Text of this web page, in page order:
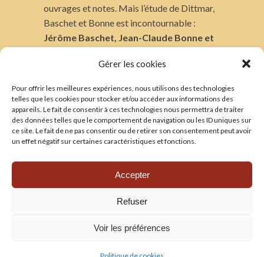
Gérer les cookies
Pour offrir les meilleures expériences, nous utilisons des technologies
telles que les cookies pour stocker et/ou accéder aux informations des
appareils. Le fait de consentir à ces technologies nous permettra de traiter
des données telles que le comportement de navigation ou les ID uniques sur
ce site. Le fait de ne pas consentir ou de retirer son consentement peut avoir
un effet négatif sur certaines caractéristiques et fonctions.
Accepter
Refuser
Voir les préférences
ouvrages et notes. Mais l’étude de Dittmar,
Baschet et Bonne est incontournable :
Jérôme Baschet, Jean-Claude Bonne et
https://doi.org/10.4000/imagesrevues.1664
TRADUCTIONS
——————-
Voir les traductions
Les amis de la cathédrale